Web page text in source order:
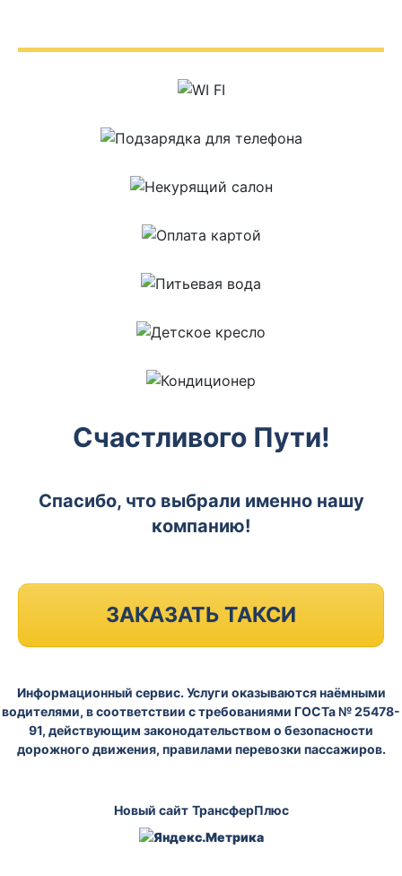
Счастливого Пути!
Спасибо, что выбрали именно нашу
компанию!
ЗАКАЗАТЬ ТАКСИ
Информационный сервис. Услуги оказываются наёмными
водителями, в соответствии с требованиями ГОСТа № 25478-
91, действующим законодательством о безопасности
дорожного движения, правилами перевозки пассажиров.
Новый сайт ТрансферПлюс